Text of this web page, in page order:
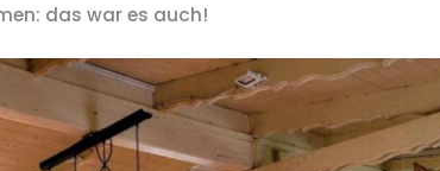
das war es auch!